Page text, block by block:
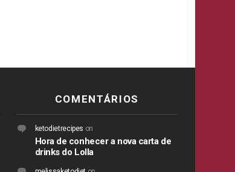
COMENTÁRIOS
ketodietrecipes on
Hora de conhecer a nova carta de
drinks do Lolla